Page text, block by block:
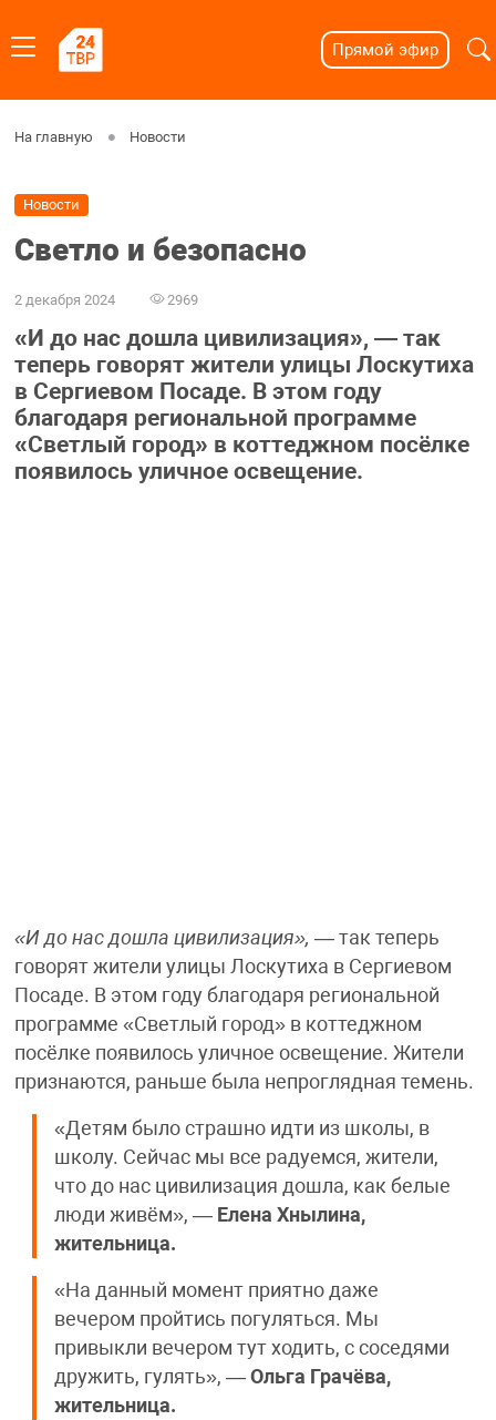
Прямой эфир
На главную Новости
Новости
Светло и безопасно
2 декабря 2024 2969
«И до нас дошла цивилизация», — так
теперь говорят жители улицы Лоскутиха
в Сергиевом Посаде. В этом году
благодаря региональной программе
«Светлый город» в коттеджном посёлке
появилось уличное освещение.
«И до нас дошла цивилизация», — так теперь
говорят жители улицы Лоскутиха в Сергиевом
Посаде. В этом году благодаря региональной
программе «Светлый город» в коттеджном
посёлке появилось уличное освещение. Жители
признаются, раньше была непроглядная темень.
«Детям было страшно идти из школы, в
школу. Сейчас мы все радуемся, жители,
что до нас цивилизация дошла, как белые
люди живём», — Елена Хнылина,
жительница.
«На данный момент приятно даже
вечером пройтись погуляться. Мы
привыкли вечером тут ходить, с соседями
дружить, гулять», — Ольга Грачёва,
жительница.